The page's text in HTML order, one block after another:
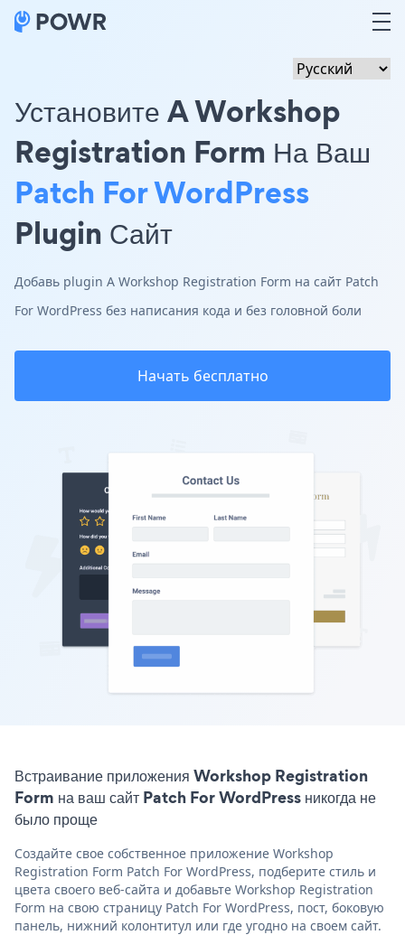
Установите A Workshop
Registration Form На Ваш
Patch For WordPress
Plugin Сайт
Добавь plugin A Workshop Registration Form на сайт Patch
For WordPress без написания кода и без головной боли
Начать бесплатно
Встраивание приложения Workshop Registration
Form на ваш сайт Patch For WordPress никогда не
было проще
Создайте свое собственное приложение Workshop
Registration Form Patch For WordPress, подберите стиль и
цвета своего веб-сайта и добавьте Workshop Registration
Form на свою страницу Patch For WordPress, пост, боковую
панель, нижний колонтитул или где угодно на своем сайт.